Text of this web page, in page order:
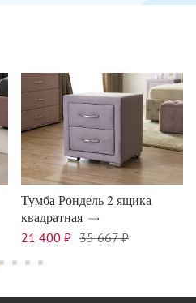
Тумба Рондель 2 ящика
квадратная
21 400 ₽ 35 667 ₽